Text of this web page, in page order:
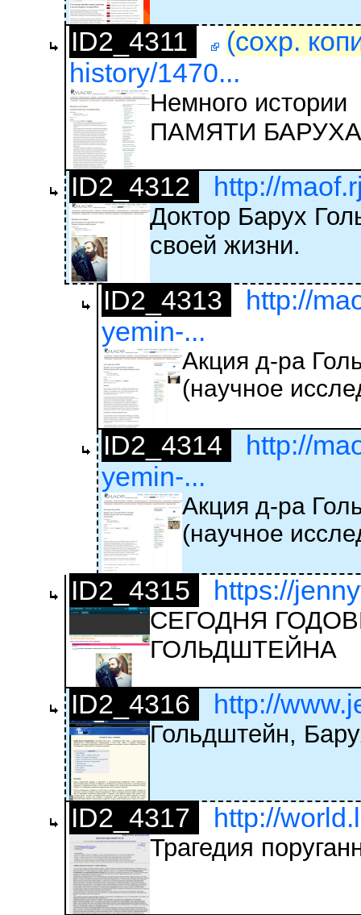
ID2_4311
(сохр.
history/1470...
Немного истории
ПАМЯТИ
ID2_4312 http://
Доктор Барух
своей жизни.
ID2_4313
http://
yemin-...
Акция д-ра
(научное
ID2_4314
http://
yemin-...
Акция д-ра
(научное
ID2_4315 https://
СЕГОДНЯ
ГОЛЬДШТЕЙНА
ID2_4316 http://
Гольдштейн,
ID2_4317 http://
Трагедия